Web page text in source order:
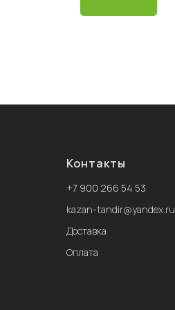
Контакты
+7 900 266 54 53
kazan-tandir@yandex.ru
Доставка
Оплата